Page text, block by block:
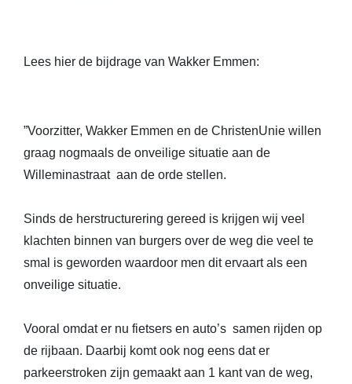
Lees hier de bijdrage van Wakker Emmen:
”Voorzitter, Wakker Emmen en de ChristenUnie willen
graag nogmaals de onveilige situatie aan de
Willeminastraat aan de orde stellen.
Sinds de herstructurering gereed is krijgen wij veel
klachten binnen van burgers over de weg die veel te
smal is geworden waardoor men dit ervaart als een
onveilige situatie.
Vooral omdat er nu fietsers en auto’s samen rijden op
de rijbaan. Daarbij komt ook nog eens dat er
parkeerstroken zijn gemaakt aan 1 kant van de weg,